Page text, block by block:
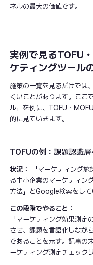
ネルの最大の価値です。
実例で見るTOFU
ケティングツール
施策の一覧を見るだけでは
くいことがあります。ここ
ル」を例に、TOFU・
的に見ていきます。
TOFUの例：課題認識層
状況：
「マーケティング
る中小企業のマーケティン
方法」とGoogle検索をして
この段階でやること：
「マーケティング効果測
させ、課題を言語化しなが
であることを示す。記事の
ーケティング測定チェック